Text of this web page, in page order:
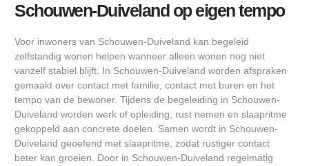
Schouwen-Duiveland op eigen tempo
Voor inwoners van Schouwen-Duiveland kan begeleid
zelfstandig wonen helpen wanneer alleen wonen nog niet
vanzelf stabiel blijft. In Schouwen-Duiveland worden afspraken
gemaakt over contact met familie, contact met buren en het
tempo van de bewoner. Tijdens de begeleiding in Schouwen-
Duiveland worden werk of opleiding, rust nemen en slaapritme
gekoppeld aan concrete doelen. Samen wordt in Schouwen-
Duiveland geoefend met slaapritme, zodat rustiger contact
beter kan groeien. Door in Schouwen-Duiveland regelmatig